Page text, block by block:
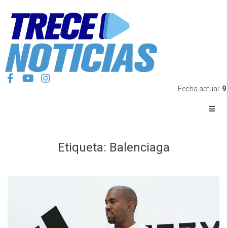
Fecha actual:
Etiqueta: Balenciaga